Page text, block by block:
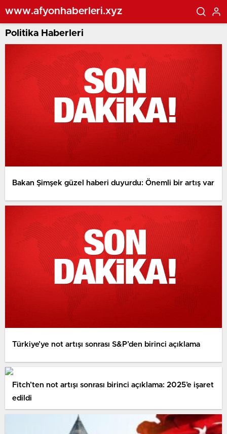
www.afyonhaberleri.xyz
Politika Haberleri
Bakan Şimşek güzel haberi duyurdu: Önemli bir artış var
Türkiye’ye not artışı sonrası S&P’den birinci açıklama
Fitch’ten not artışı sonrası birinci açıklama: 2025’e işaret
edildi